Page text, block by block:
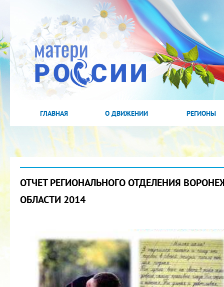
ГЛАВНАЯ О ДВИЖЕНИИ РЕГИОНЫ
ОТЧЕТ РЕГИОНАЛЬНОГО ОТДЕЛЕНИЯ
ОБЛАСТИ 2014